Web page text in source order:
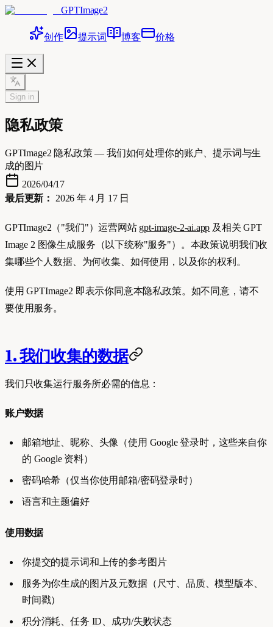
GPTImage2
创作 提示词 博客 价格
Sign in
隐私政策
GPTImage2 隐私政策 — 我们如何处理你的账户、提示词与生
成的图片
2026/04/17
最后更新：
2026 年 4 月 17 日
GPTImage2（"我们"）运营网站 gpt-image-2-ai.app 及相关 GPT
Image 2 图像生成服务（以下统称"服务"）。本政策说明我们收
集哪些个人数据、为何收集、如何使用，以及你的权利。
使用 GPTImage2 即表示你同意本隐私政策。如不同意，请不
要使用服务。
1. 我们收集的数据
我们只收集运行服务所必需的信息：
账户数据
邮箱地址、昵称、头像（使用 Google 登录时，这些来自你
的 Google 资料）
密码哈希（仅当你使用邮箱/密码登录时）
语言和主题偏好
使用数据
你提交的提示词和上传的参考图片
服务为你生成的图片及元数据（尺寸、品质、模型版本、
时间戳）
积分消耗、任务 ID、成功/失败状态